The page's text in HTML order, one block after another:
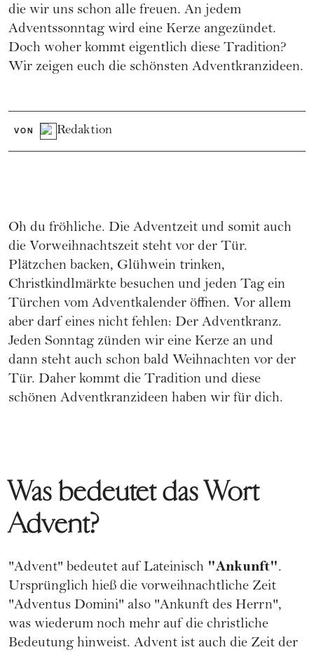
die wir uns schon alle freuen. An jedem
Adventssonntag wird eine Kerze angezündet.
Doch woher kommt eigentlich diese Tradition?
Wir zeigen euch die schönsten Adventkranzideen.
VON Redaktion
Oh du fröhliche. Die Adventzeit und somit auch
die Vorweihnachtszeit steht vor der Tür.
Plätzchen backen, Glühwein trinken,
Christkindlmärkte besuchen und jeden Tag ein
Türchen vom Adventkalender öffnen. Vor allem
aber darf eines nicht fehlen: Der Adventkranz.
Jeden Sonntag zünden wir eine Kerze an und
dann steht auch schon bald Weihnachten vor der
Tür. Daher kommt die Tradition und diese
schönen Adventkranzideen haben wir für dich.
Was bedeutet das Wort
Advent?
"Advent" bedeutet auf Lateinisch "Ankunft".
Ursprünglich hieß die vorweihnachtliche Zeit
"Adventus Domini" also "Ankunft des Herrn",
was wiederum noch mehr auf die christliche
Bedeutung hinweist. Advent ist auch die Zeit der